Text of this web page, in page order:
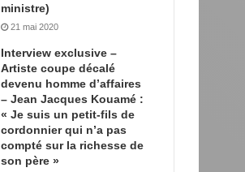
ministre)
21 mai 2020
Interview exclusive –
Artiste coupe décalé
devenu homme d’affaires
– Jean Jacques Kouamé :
« Je suis un petit-fils de
cordonnier qui n’a pas
compté sur la richesse de
son père »